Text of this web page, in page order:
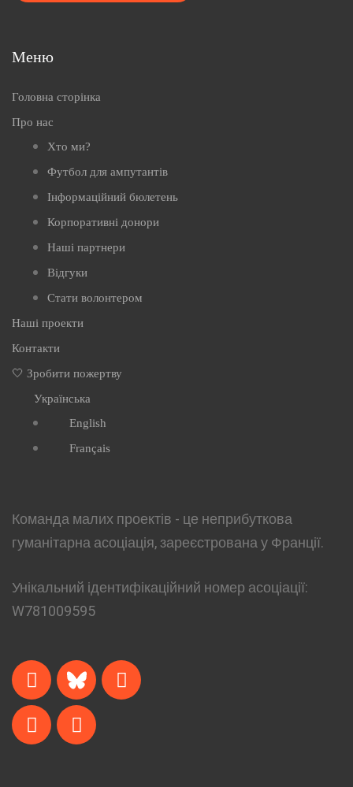
Меню
Головна сторінка
Про нас
Хто ми?
Футбол для ампутантів
Інформаційний бюлетень
Корпоративні донори
Наші партнери
Відгуки
Стати волонтером
Наші проекти
Контакти
🤍 Зробити пожертву
Українська
English
Français
Команда малих проектів - це неприбуткова
гуманітарна асоціація, зареєстрована у Франції.
Унікальний ідентифікаційний номер асоціації:
W781009595